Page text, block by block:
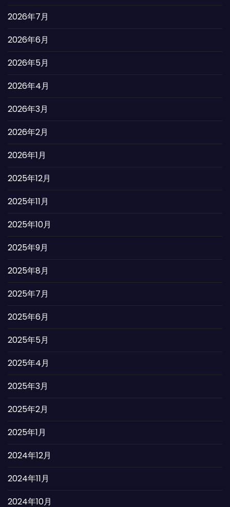
2026年7月
2026年6月
2026年5月
2026年4月
2026年3月
2026年2月
2026年1月
2025年12月
2025年11月
2025年10月
2025年9月
2025年8月
2025年7月
2025年6月
2025年5月
2025年4月
2025年3月
2025年2月
2025年1月
2024年12月
2024年11月
2024年10月